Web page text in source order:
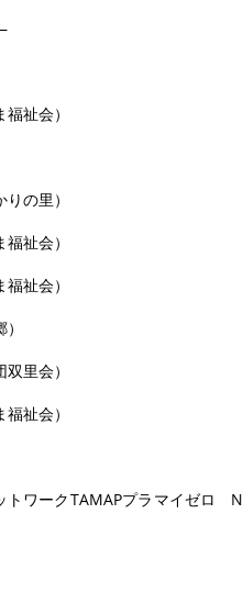
祉会）
の里）
祉会）
祉会）
里会）
祉会）
トワークTAMAPプラマイゼロ